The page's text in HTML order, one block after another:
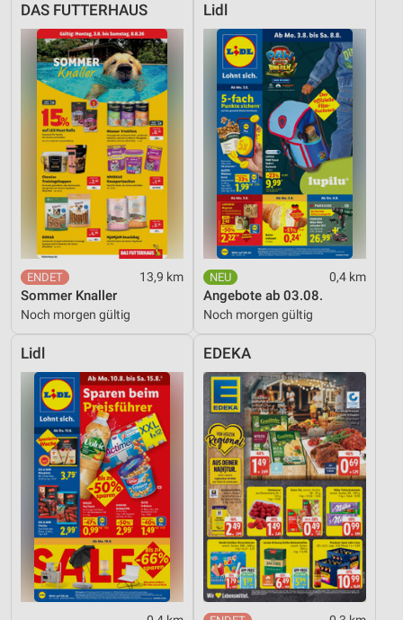
DAS FUTTERHAUS
13,9 km
Sommer Knaller
Noch morgen gültig
Lidl
0,4 km
Angebote ab 03.08.
Noch morgen gültig
Lidl EDEKA